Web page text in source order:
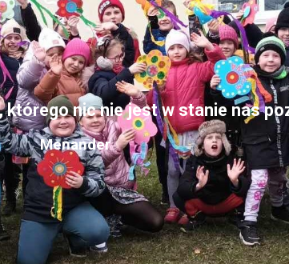
którego nic nie jest w stanie nas
Menander